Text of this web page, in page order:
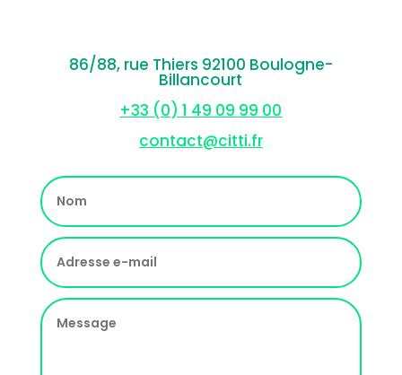
86/88, rue Thiers 92100 Boulogne-
Billancourt
+33 (0) 1 49 09 99 00
contact@citti.fr